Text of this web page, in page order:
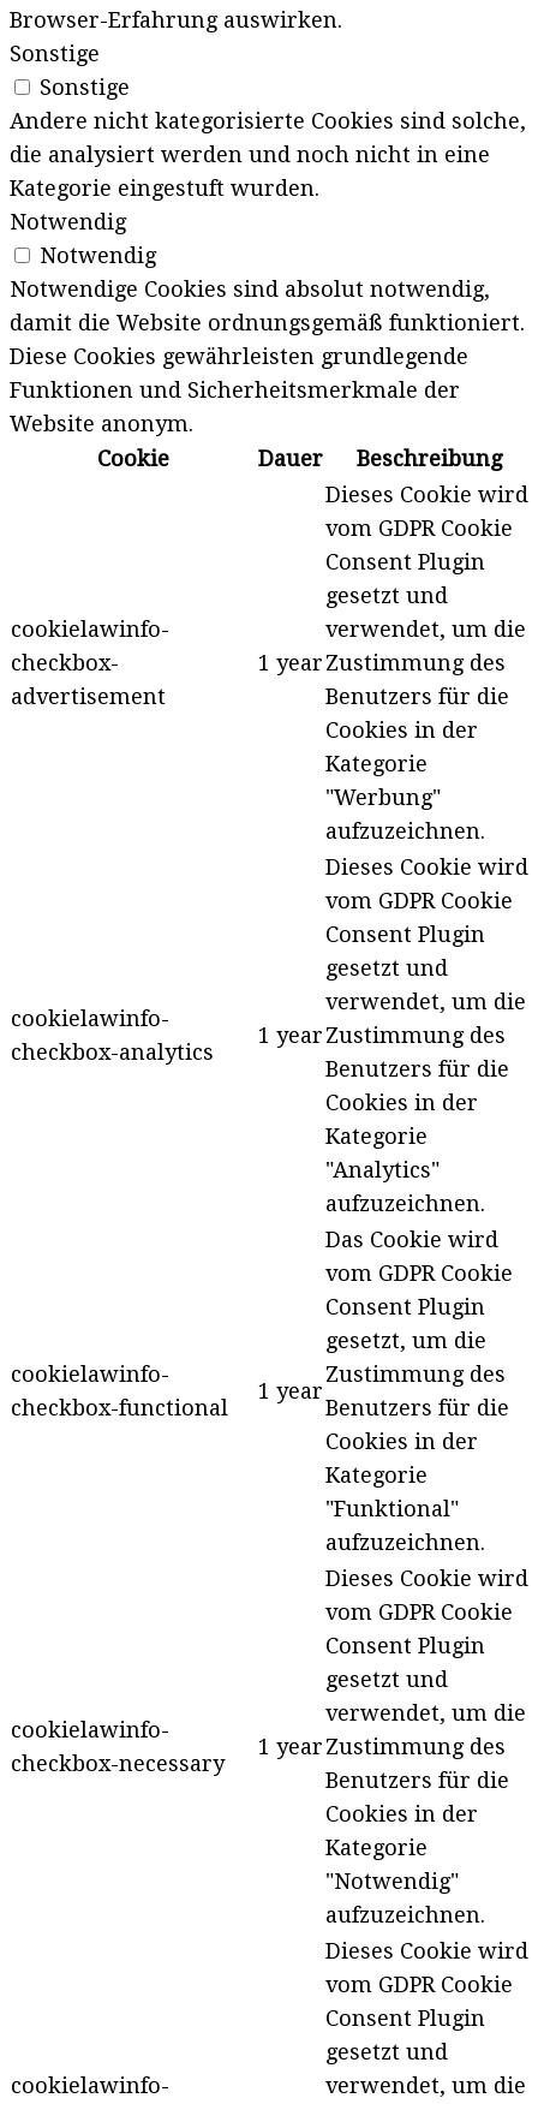
Browser-Erfahrung auswirken.
Sonstige
Sonstige
Andere nicht kategorisierte Cookies sind solche,
die analysiert werden und noch nicht in eine
Kategorie eingestuft wurden.
Notwendig
Notwendig
Notwendige Cookies sind absolut notwendig,
damit die Website ordnungsgemäß funktioniert.
Diese Cookies gewährleisten grundlegende
Funktionen und Sicherheitsmerkmale der
Website anonym.
Cookie
Dauer Beschreibung
cookielawinfo-
checkbox-
advertisement
1 year
Dieses Cookie wird
vom GDPR Cookie
Consent Plugin
gesetzt und
verwendet, um die
Zustimmung des
Benutzers für die
Cookies in der
Kategorie
"Werbung"
aufzuzeichnen.
cookielawinfo-
checkbox-analytics
1 year
Dieses Cookie wird
vom GDPR Cookie
Consent Plugin
gesetzt und
verwendet, um die
Zustimmung des
Benutzers für die
Cookies in der
Kategorie
"Analytics"
aufzuzeichnen.
cookielawinfo-
checkbox-functional
1 year
Das Cookie wird
vom GDPR Cookie
Consent Plugin
gesetzt, um die
Zustimmung des
Benutzers für die
Cookies in der
Kategorie
"Funktional"
aufzuzeichnen.
cookielawinfo-
checkbox-necessary
1 year
Dieses Cookie wird
vom GDPR Cookie
Consent Plugin
gesetzt und
verwendet, um die
Zustimmung des
Benutzers für die
Cookies in der
Kategorie
"Notwendig"
aufzuzeichnen.
cookielawinfo-
Dieses Cookie wird
vom GDPR Cookie
Consent Plugin
gesetzt und
verwendet, um die